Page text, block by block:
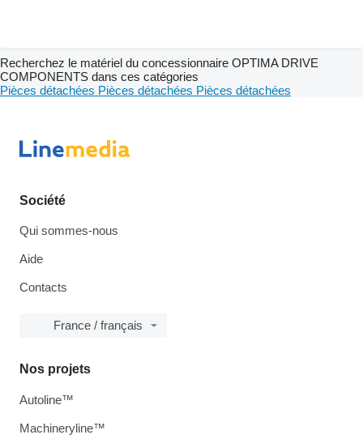
Recherchez le matériel du concessionnaire OPTIMA DRIVE
COMPONENTS dans ces catégories
Pièces détachées Pièces détachées Pièces détachées
Société
Qui sommes-nous
Aide
Contacts
France / français
Nos projets
Autoline™
Machineryline™